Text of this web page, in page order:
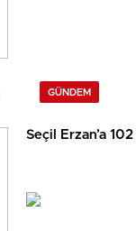
GÜNDEM
Seçil Erzan’a 102